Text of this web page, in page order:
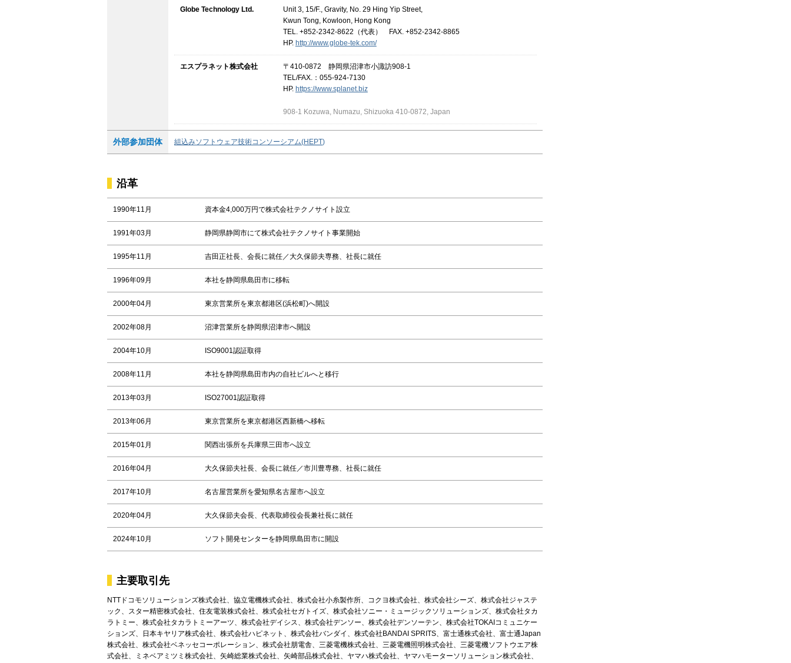
Globe Technology Ltd.
Unit 3, 15/F., Gravity, No. 29 Hing Yip Street,
Kwun Tong, Kowloon, Hong Kong
TEL. +852-2342-8622（代表） FAX. +852-2342-8865
HP. http://www.globe-tek.com/
エスプラネット株式会社
〒410-0872 静岡県沼津市小諏訪908-1
TEL/FAX.：055-924-7130
HP. https://www.splanet.biz
908-1 Kozuwa, Numazu, Shizuoka 410-0872, Japan
外部参加団体 組込みソフトウェア技術コンソーシアム(HEPT)
沿革
1990年11月 資本金4,000万円で株式会社テクノサイト設立
1991年03月 静岡県静岡市にて株式会社テクノサイト事業開始
1995年11月 吉田正社長、会長に就任／大久保節夫専務、社長に就任
1996年09月 本社を静岡県島田市に移転
2000年04月 東京営業所を東京都港区(浜松町)へ開設
2002年08月 沼津営業所を静岡県沼津市へ開設
2004年10月 ISO9001認証取得
2008年11月 本社を静岡県島田市内の自社ビルへと移行
2013年03月 ISO27001認証取得
2013年06月 東京営業所を東京都港区西新橋へ移転
2015年01月 関西出張所を兵庫県三田市へ設立
2016年04月 大久保節夫社長、会長に就任／市川豊専務、社長に就任
2017年10月 名古屋営業所を愛知県名古屋市へ設立
2020年04月 大久保節夫会長、代表取締役会長兼社長に就任
2024年10月 ソフト開発センターを静岡県島田市に開設
主要取引先
NTTドコモソリューションズ株式会社、協立電機株式会社、株式会社小糸製作所、コクヨ株式会社、株式会社シーズ、株式会社ジャステ
ック、スター精密株式会社、住友電装株式会社、株式会社セガトイズ、株式会社ソニー・ミュージックソリューションズ、株式会社タカ
ラトミー、株式会社タカラトミーアーツ、株式会社デイシス、株式会社デンソー、株式会社デンソーテン、株式会社TOKAIコミュニケー
ションズ、日本キヤリア株式会社、株式会社ハピネット、株式会社バンダイ、株式会社BANDAI SPRITS、富士通株式会社、富士通Japan
株式会社、株式会社ベネッセコーポレーション、株式会社朋電舎、三菱電機株式会社、三菱電機照明株式会社、三菱電機ソフトウエア株
式会社、ミネベアミツミ株式会社、矢崎総業株式会社、矢崎部品株式会社、ヤマハ株式会社、ヤマハモーターソリューション株式会社、